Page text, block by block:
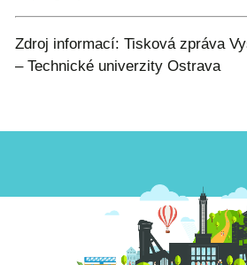
Zdroj informací: Tisková zpráva
– Technické univerzity Ostrava